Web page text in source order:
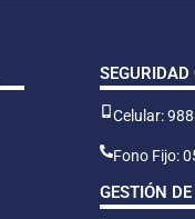
Celular:
Fono Fijo:
GESTIÓN